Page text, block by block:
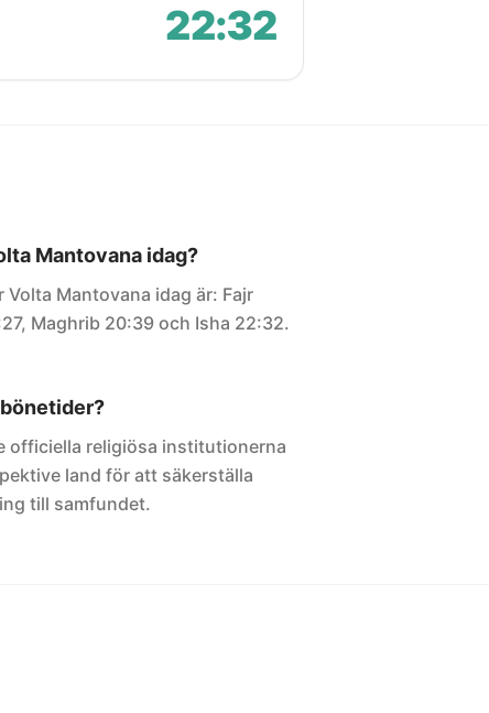
22:32
Mantovana idag?
Mantovana idag är: Fajr
Maghrib 20:39 och Isha 22:32.
officiella religiösa institutionerna
land för att säkerställa
till samfundet.